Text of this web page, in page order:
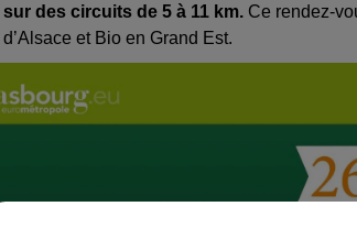
sur des circuits de 5 à 11 km. Ce rendez-
et Bio en Grand Est.